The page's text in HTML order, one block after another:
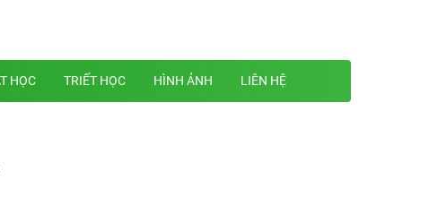
HỌC TRIẾT HỌC HÌNH ẢNH LIÊN HỆ